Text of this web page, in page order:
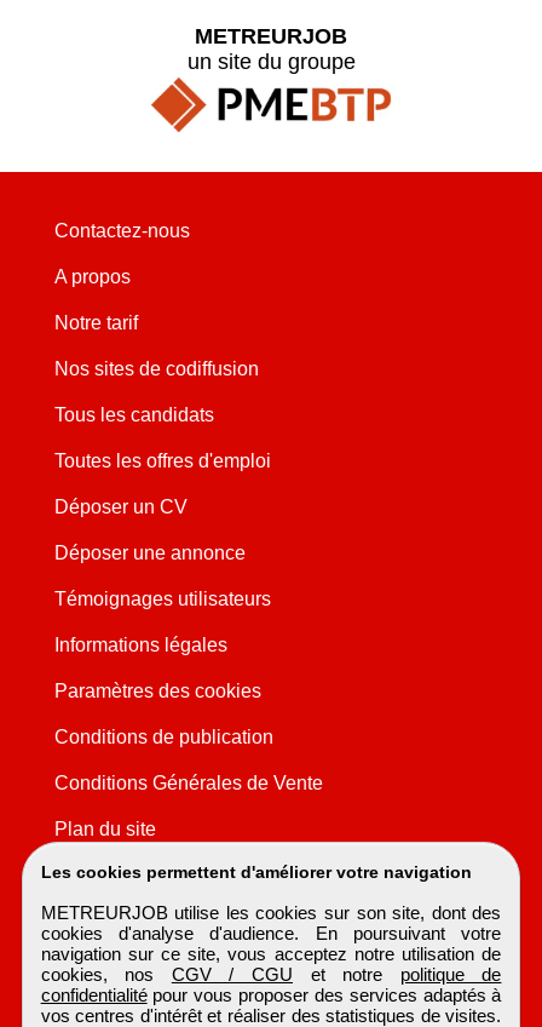
Les cookies permettent d'améliorer votre navigation
METREURJOB utilise les cookies sur son site, dont des
cookies d'analyse d'audience. En poursuivant votre
navigation sur ce site, vous acceptez notre utilisation de
cookies, nos CGV / CGU et notre politique de
confidentialitépour vous proposer des services adaptés à
vos centres d'intérêt et réaliser des statistiques de visites.
METREURJOB
un site du groupe
Contactez-nous
A propos
Notre tarif
Nos sites de codiffusion
Tous les candidats
Toutes les offres d'emploi
Déposer un CV
Déposer une annonce
Témoignages utilisateurs
Informations légales
Paramètres des cookies
Conditions de publication
Conditions Générales de Vente
Plan du site